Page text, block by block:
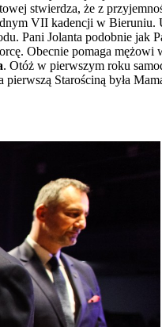
stwierdza, że z
VII kadencji w Bieruniu.
Pani Jolanta podobnie jak
Obecnie pomaga mężowi
. Otóż w pierwszym roku
Starościną była